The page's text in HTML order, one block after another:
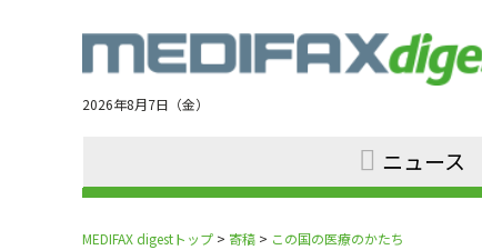
navigation
2026年8月7日（金）
ニュース
MEDIFAX digestトップ > 寄稿 > この国の医療のかたち